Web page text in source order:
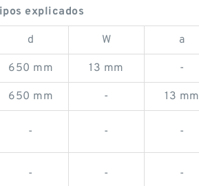
explicados
d W a
650 mm 13 mm -
650 mm - 13 mm
- - -
- - -